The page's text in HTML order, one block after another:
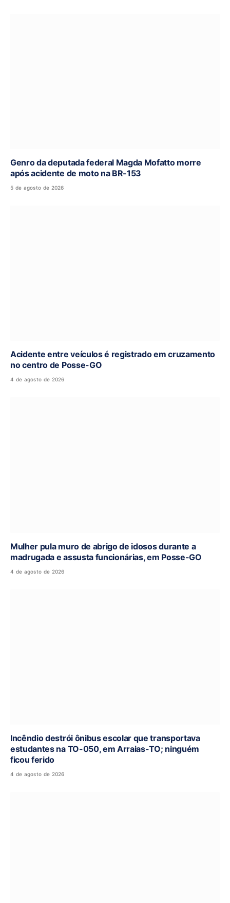
Genro da deputada federal Magda Mofatto morre
após acidente de moto na BR-153
5 de agosto de 2026
Acidente entre veículos é registrado em cruzamento
no centro de Posse-GO
4 de agosto de 2026
Mulher pula muro de abrigo de idosos durante a
madrugada e assusta funcionárias, em Posse-GO
4 de agosto de 2026
Incêndio destrói ônibus escolar que transportava
estudantes na TO-050, em Arraias-TO; ninguém
ficou ferido
4 de agosto de 2026